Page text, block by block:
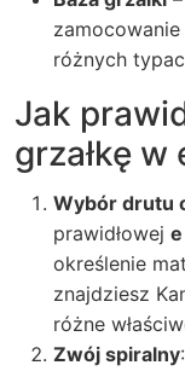
różnych
Jak
grzałkę
Wybór drutu
prawidłowej
określenie
znajdziesz
różne
Zwój spiralny